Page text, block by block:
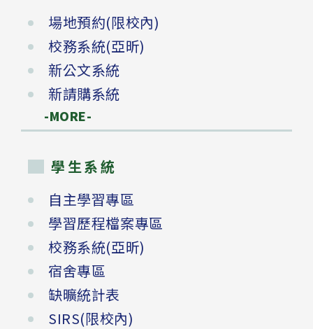
場地預約(限校內)
校務系統(亞昕)
新公文系統
新請購系統
-MORE-
學生系統
自主學習專區
學習歷程檔案專區
校務系統(亞昕)
宿舍專區
缺曠統計表
SIRS(限校內)